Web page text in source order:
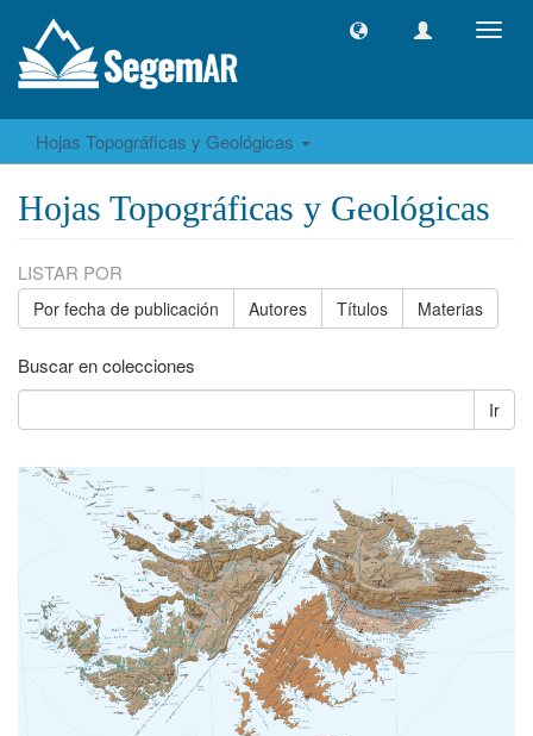
Hojas Topográficas y Geológicas
Hojas Topográficas y Geológicas
LISTAR POR
Por fecha de publicación Autores Títulos Materias
Buscar en colecciones
Ir